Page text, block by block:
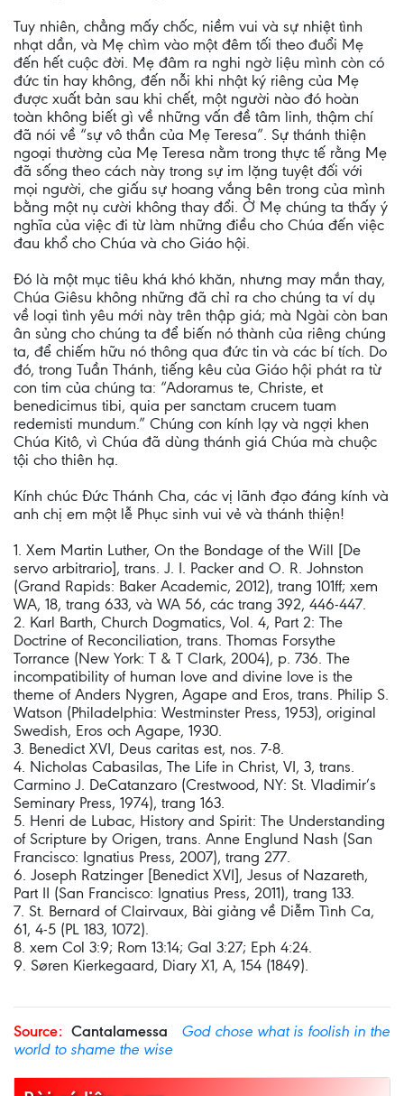
Tuy nhiên, chẳng mấy chốc, niềm vui và sự nhiệt tình
nhạt dần, và Mẹ chìm vào một đêm tối theo đuổi Mẹ
đến hết cuộc đời. Mẹ đâm ra nghi ngờ liệu mình còn có
đức tin hay không, đến nỗi khi nhật ký riêng của Mẹ
được xuất bản sau khi chết, một người nào đó hoàn
toàn không biết gì về những vấn đề tâm linh, thậm chí
đã nói về “sự vô thần của Mẹ Teresa”. Sự thánh thiện
ngoại thường của Mẹ Teresa nằm trong thực tế rằng Mẹ
đã sống theo cách này trong sự im lặng tuyệt đối với
mọi người, che giấu sự hoang vắng bên trong của mình
bằng một nụ cười không thay đổi. Ở Mẹ chúng ta thấy ý
nghĩa của việc đi từ làm những điều cho Chúa đến việc
đau khổ cho Chúa và cho Giáo hội.
Đó là một mục tiêu khá khó khăn, nhưng may mắn thay,
Chúa Giêsu không những đã chỉ ra cho chúng ta ví dụ
về loại tình yêu mới này trên thập giá; mà Ngài còn ban
ân sủng cho chúng ta để biến nó thành của riêng chúng
ta, để chiếm hữu nó thông qua đức tin và các bí tích. Do
đó, trong Tuần Thánh, tiếng kêu của Giáo hội phát ra từ
con tim của chúng ta: “Adoramus te, Christe, et
benedicimus tibi, quia per sanctam crucem tuam
redemisti mundum.” Chúng con kính lạy và ngợi khen
Chúa Kitô, vì Chúa đã dùng thánh giá Chúa mà chuộc
tội cho thiên hạ.
Kính chúc Đức Thánh Cha, các vị lãnh đạo đáng kính và
anh chị em một lễ Phục sinh vui vẻ và thánh thiện!
1. Xem Martin Luther, On the Bondage of the Will [De
servo arbitrario], trans. J. I. Packer and O. R. Johnston
(Grand Rapids: Baker Academic, 2012), trang 101ff; xem
WA, 18, trang 633, và WA 56, các trang 392, 446-447.
2. Karl Barth, Church Dogmatics, Vol. 4, Part 2: The
Doctrine of Reconciliation, trans. Thomas Forsythe
Torrance (New York: T & T Clark, 2004), p. 736. The
incompatibility of human love and divine love is the
theme of Anders Nygren, Agape and Eros, trans. Philip S.
Watson (Philadelphia: Westminster Press, 1953), original
Swedish, Eros och Agape, 1930.
3. Benedict XVI, Deus caritas est, nos. 7-8.
4. Nicholas Cabasilas, The Life in Christ, VI, 3, trans.
Carmino J. DeCatanzaro (Crestwood, NY: St. Vladimir’s
Seminary Press, 1974), trang 163.
5. Henri de Lubac, History and Spirit: The Understanding
of Scripture by Origen, trans. Anne Englund Nash (San
Francisco: Ignatius Press, 2007), trang 277.
6. Joseph Ratzinger [Benedict XVI], Jesus of Nazareth,
Part II (San Francisco: Ignatius Press, 2011), trang 133.
7. St. Bernard of Clairvaux, Bài giảng về Diễm Tình Ca,
61, 4-5 (PL 183, 1072).
8. xem Col 3:9; Rom 13:14; Gal 3:27; Eph 4:24.
9. Søren Kierkegaard, Diary X1, A, 154 (1849).
Source: Cantalamessa
God chose what is foolish in the
world to shame the wise